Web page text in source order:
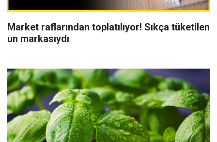
Market raflarından toplatılıyor! Sıkça tüketilen
un markasıydı